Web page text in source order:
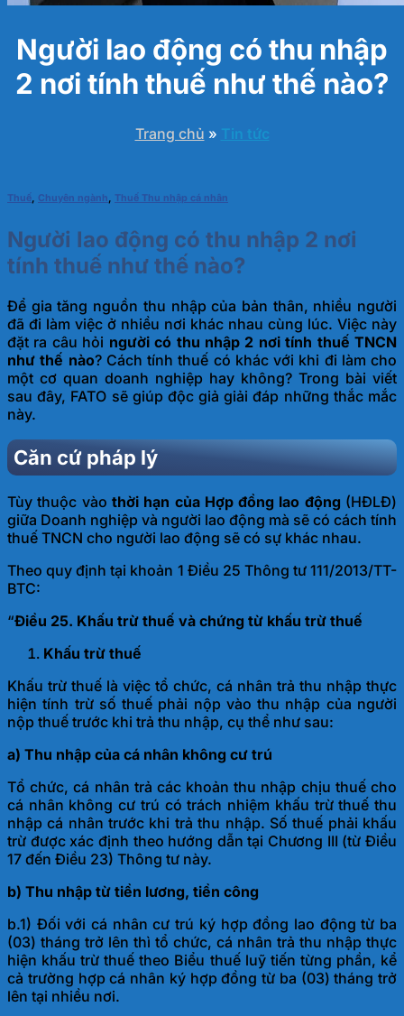
Người lao động có thu nhập
2 nơi tính thuế như thế nào?
Trang chủ » Tin tức
Thuế, Chuyên ngành, Thuế Thu nhập cá nhân
Người lao động có thu nhập 2 nơi
tính thuế như thế nào?
Để gia tăng nguồn thu nhập của bản thân, nhiều người
đã đi làm việc ở nhiều nơi khác nhau cùng lúc. Việc này
đặt ra câu hỏi người có thu nhập 2 nơi tính thuế TNCN
như thế nào? Cách tính thuế có khác với khi đi làm cho
một cơ quan doanh nghiệp hay không? Trong bài viết
sau đây, FATO sẽ giúp độc giả giải đáp những thắc mắc
này.
Căn cứ pháp lý
Tùy thuộc vào thời hạn của Hợp đồng lao động (HĐLĐ)
giữa Doanh nghiệp và người lao động mà sẽ có cách tính
thuế TNCN cho người lao động sẽ có sự khác nhau.
Theo quy định tại khoản 1 Điều 25 Thông tư 111/2013/TT-
BTC:
“Điều 25. Khấu trừ thuế và chứng từ khấu trừ thuế
Khấu trừ thuế
Khấu trừ thuế là việc tổ chức, cá nhân trả thu nhập thực
hiện tính trừ số thuế phải nộp vào thu nhập của người
nộp thuế trước khi trả thu nhập, cụ thể như sau:
a) Thu nhập của cá nhân không cư trú
Tổ chức, cá nhân trả các khoản thu nhập chịu thuế cho
cá nhân không cư trú có trách nhiệm khấu trừ thuế thu
nhập cá nhân trước khi trả thu nhập. Số thuế phải khấu
trừ được xác định theo hướng dẫn tại Chương III (từ Điều
17 đến Điều 23) Thông tư này.
b) Thu nhập từ tiền lương, tiền công
b.1) Đối với cá nhân cư trú ký hợp đồng lao động từ ba
(03) tháng trở lên thì tổ chức, cá nhân trả thu nhập thực
hiện khấu trừ thuế theo Biểu thuế luỹ tiến từng phần, kể
cả trường hợp cá nhân ký hợp đồng từ ba (03) tháng trở
lên tại nhiều nơi.